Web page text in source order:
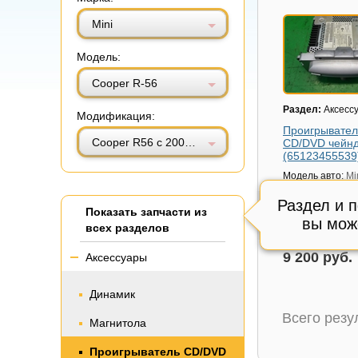
Mini
Модель:
Cooper R-56
Модификация:
Раздел и
вы
Показать запчасти из
всех разделов
Аксессуары
Динамик
Магнитола
Проигрыватель CD/DVD
Раздел:
CD/DVD
Модель авто:
Артикул:
Состояние:
9 200 руб.
Всего